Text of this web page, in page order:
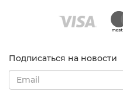
Подписаться на новости